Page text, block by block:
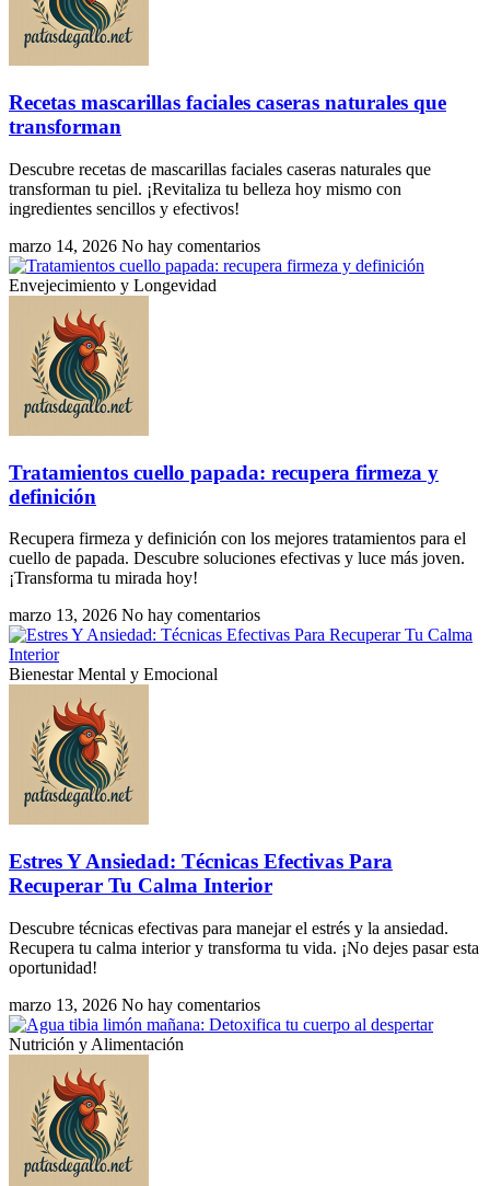
Recetas mascarillas faciales caseras naturales que
transforman
Descubre recetas de mascarillas faciales caseras naturales que
transforman tu piel. ¡Revitaliza tu belleza hoy mismo con
ingredientes sencillos y efectivos!
marzo 14, 2026 No hay comentarios
Envejecimiento y Longevidad
Tratamientos cuello papada: recupera firmeza y
definición
Recupera firmeza y definición con los mejores tratamientos para el
cuello de papada. Descubre soluciones efectivas y luce más joven.
¡Transforma tu mirada hoy!
marzo 13, 2026 No hay comentarios
Bienestar Mental y Emocional
Estres Y Ansiedad: Técnicas Efectivas Para
Recuperar Tu Calma Interior
Descubre técnicas efectivas para manejar el estrés y la ansiedad.
Recupera tu calma interior y transforma tu vida. ¡No dejes pasar esta
oportunidad!
marzo 13, 2026 No hay comentarios
Nutrición y Alimentación